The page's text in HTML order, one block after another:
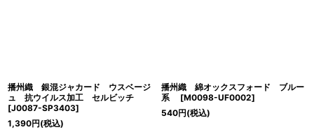
播州織 銀混ジャカード ウスベージ
ュ 抗ウイルス加工 セルビッチ
[J0087-SP3403]
1,390円(税込)
播州織 綿オックスフォード ブルー
系
[M0098-UF0002]
540円(税込)